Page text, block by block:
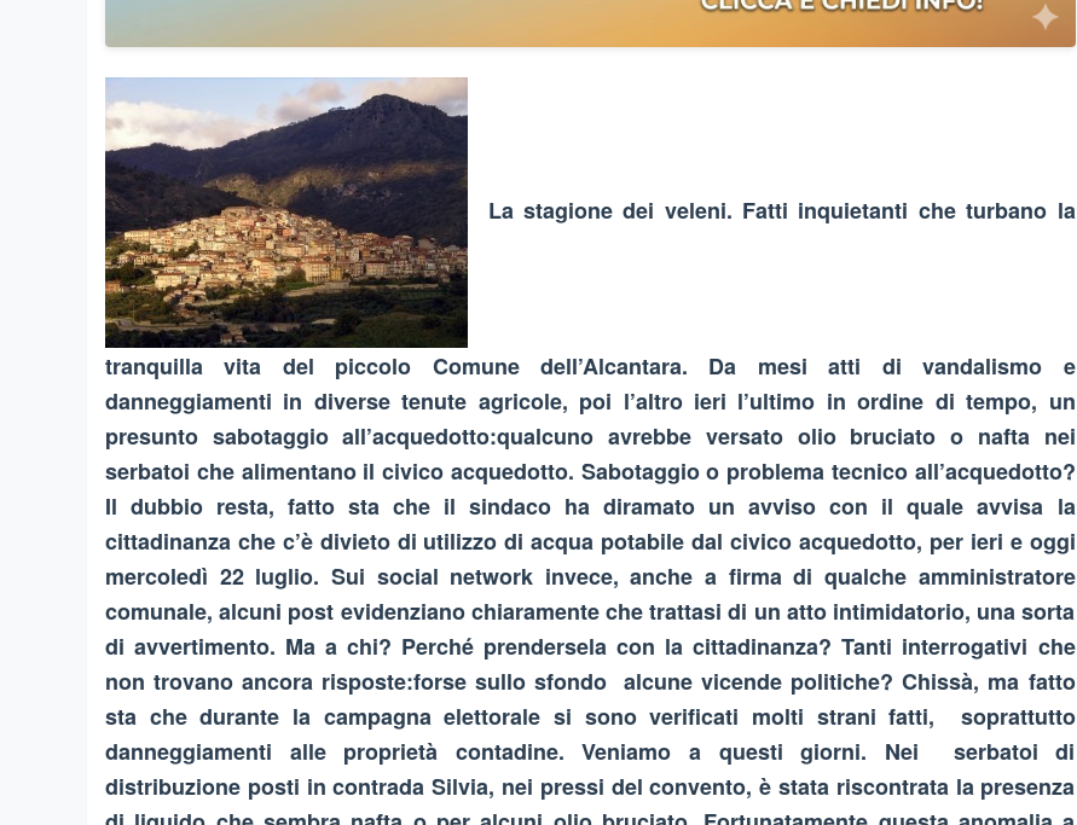
La stagione dei veleni. Fatti inquietanti che turbano la
tranquilla vita del piccolo Comune dell’Alcantara. Da mesi atti di vandalismo e
danneggiamenti in diverse tenute agricole, poi l’altro ieri l’ultimo in ordine di tempo, un
presunto sabotaggio all’acquedotto:qualcuno avrebbe versato olio bruciato o nafta nei
serbatoi che alimentano il civico acquedotto. Sabotaggio o problema tecnico all’acquedotto?
Il dubbio resta, fatto sta che il sindaco ha diramato un avviso con il quale avvisa la
cittadinanza che c’è divieto di utilizzo di acqua potabile dal civico acquedotto, per ieri e oggi
mercoledì 22 luglio. Sui social network invece, anche a firma di qualche amministratore
comunale, alcuni post evidenziano chiaramente che trattasi di un atto intimidatorio, una sorta
di avvertimento. Ma a chi? Perché prendersela con la cittadinanza? Tanti interrogativi che
non trovano ancora risposte:forse sullo sfondo alcune vicende politiche? Chissà, ma fatto
sta che durante la campagna elettorale si sono verificati molti strani fatti, soprattutto
danneggiamenti alle proprietà contadine. Veniamo a questi giorni. Nei serbatoi di
distribuzione posti in contrada Silvia, nei pressi del convento, è stata riscontrata la presenza